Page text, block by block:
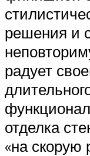
решения и
радует
отделка
«на скорую